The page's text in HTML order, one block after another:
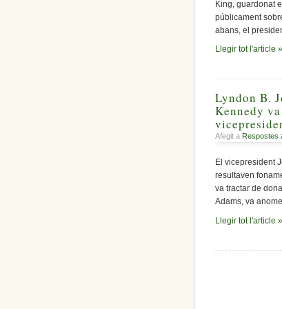
King, guardonat
públicament
abans, el
Llegir tot l'article »
Lyndon B.
Kennedy
Afegit a Respostes
El vicepresident
resultaven
va tractar de
Adams, va
Llegir tot l'article »